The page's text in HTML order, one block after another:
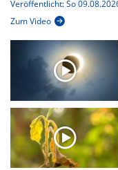
Veröffentlicht: So
Zum Video